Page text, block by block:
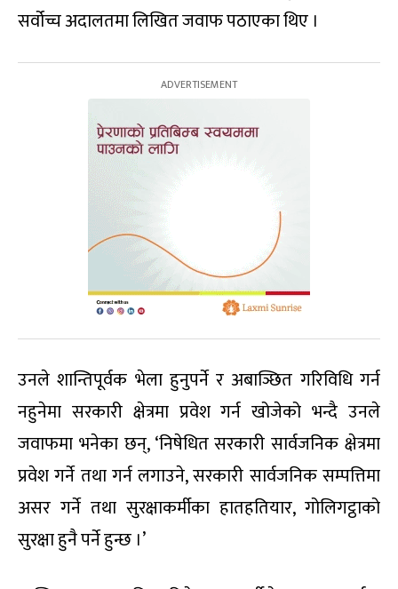
सर्वोच्च अदालतमा लिखित जवाफ पठाएका थिए ।
उनले शान्तिपूर्वक भेला हुनुपर्ने र अबाञ्छित गरिविधि गर्न
नहुनेमा सरकारी क्षेत्रमा प्रवेश गर्न खोजेको भन्दै उनले
जवाफमा भनेका छन्, ‘निषेधित सरकारी सार्वजनिक क्षेत्रमा
प्रवेश गर्ने तथा गर्न लगाउने, सरकारी सार्वजनिक सम्पत्तिमा
असर गर्ने तथा सुरक्षाकर्मीका हातहतियार, गोलिगट्ठाको
सुरक्षा हुनै पर्ने हुन्छ ।’